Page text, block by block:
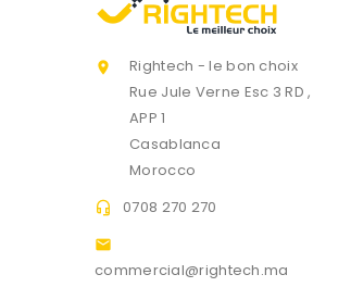

Rightech - le bon choix
Rue Jule Verne Esc 3 RD ,
APP 1
Casablanca
Morocco
 0708 270 270

commercial@rightech.ma